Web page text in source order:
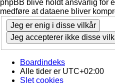
phpBB blive holdt ansvarlig for
medføre at dataene bliver
Boardindeks
Alle tider er UTC+02:00
Slet cookies